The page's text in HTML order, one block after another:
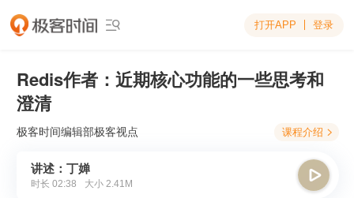
 打开APP 登录
Redis作者：近期核心功能的一些思考和
澄清
极客时间编辑部极客视点 课程介绍 
讲述：丁婵
时长 02:38 大小 2.41M
